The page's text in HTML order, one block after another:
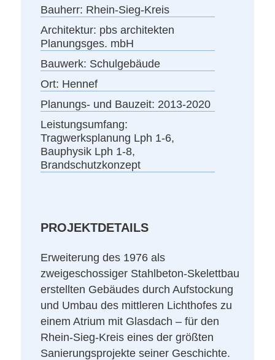
Bauherr: Rhein-Sieg-Kreis
Architektur: pbs architekten
Planungsges. mbH
Bauwerk: Schulgebäude
Ort: Hennef
Planungs- und Bauzeit: 2013-2020
Leistungsumfang:
Tragwerksplanung Lph 1-6,
Bauphysik Lph 1-8,
Brandschutzkonzept
PROJEKTDETAILS
Erweiterung des 1976 als
zweigeschossiger Stahlbeton-Skelettbau
erstellten Gebäudes durch Aufstockung
und Umbau des mittleren Lichthofes zu
einem Atrium mit Glasdach – für den
Rhein-Sieg-Kreis eines der größten
Sanierungsprojekte seiner Geschichte.